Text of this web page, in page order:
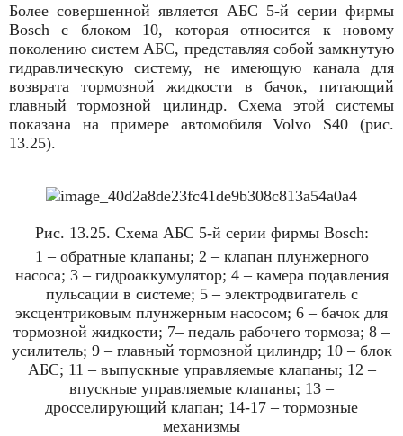
Более совершенной является АБС 5-й серии фирмы
Bosch с блоком 10, которая относится к новому
поколению систем АБС, представляя собой замкнутую
гидравлическую систему, не имеющую канала для
возврата тормозной жидкости в бачок, питающий
главный тор­мозной цилиндр. Схема этой системы
показана на примере автомобиля Volvo S40 (рис.
13.25).
Рис. 13.25. Схема АБС 5-й серии фирмы Bosch:
1 – обратные клапаны; 2 – клапан плунжерного
насоса; 3 – гидроаккумулятор; 4 – камера подавления
пульсации в системе; 5 – электро­двигатель с
эксцентриковым плунжерным насосом; 6 – бачок для
тормозной жидкости; 7– педаль ра­бочего тормоза; 8 –
усилитель; 9 – главный тормозной цилиндр; 10 – блок
АБС; 11 – выпускные управ­ляемые клапаны; 12 –
впускные управляемые клапаны; 13 –
дросселирующий клапан; 14-17 – тормозные
механизмы